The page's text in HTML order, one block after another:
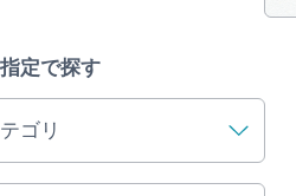
ン
定で探す
ゴリ